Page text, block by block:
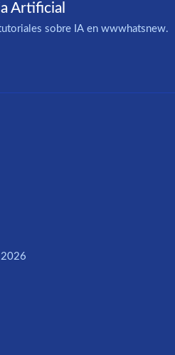
Artificial
sobre IA en wwwhatsnew.